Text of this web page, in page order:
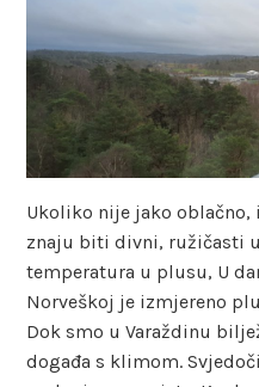
Ukoliko nije jako oblačno,
znaju biti divni, ružičasti
temperatura u plusu, U
Norveškoj je izmjereno
Dok smo u Varaždinu
događa s klimom.